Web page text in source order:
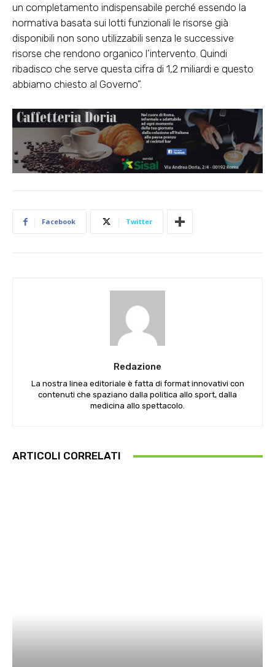
un completamento indispensabile perché essendo la
normativa basata sui lotti funzionali le risorse già
disponibili non sono utilizzabili senza le successive
risorse che rendono organico l’intervento. Quindi
ribadisco che serve questa cifra di 1,2 miliardi e questo
abbiamo chiesto al Governo”.
Facebook Twitter
Redazione
La nostra linea editoriale è fatta di format innovativi con
contenuti che spaziano dalla politica allo sport, dalla
medicina allo spettacolo.
ARTICOLI CORRELATI